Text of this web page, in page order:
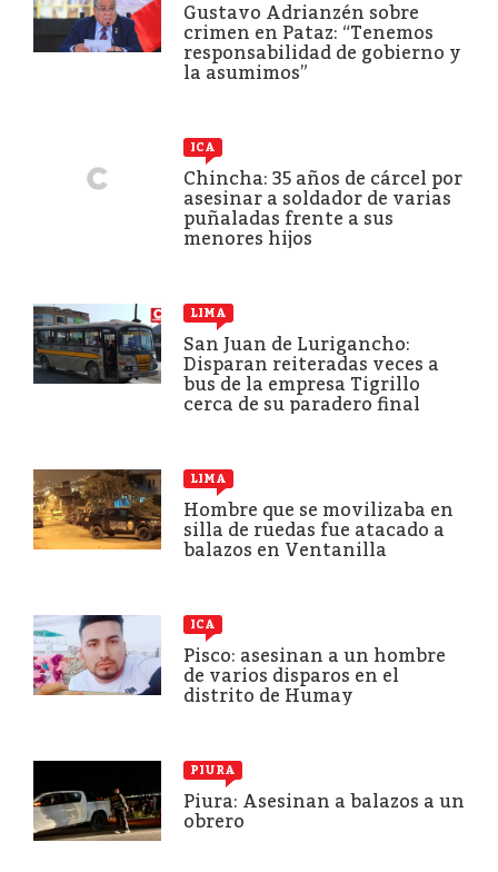
Gustavo Adrianzén sobre
crimen en Pataz: “Tenemos
responsabilidad de gobierno y
la asumimos”
ICA
Chincha: 35 años de cárcel por
asesinar a soldador de varias
puñaladas frente a sus
menores hijos
LIMA
San Juan de Lurigancho:
Disparan reiteradas veces a
bus de la empresa Tigrillo
cerca de su paradero final
LIMA
Hombre que se movilizaba en
silla de ruedas fue atacado a
balazos en Ventanilla
ICA
Pisco: asesinan a un hombre
de varios disparos en el
distrito de Humay
PIURA
Piura: Asesinan a balazos a un
obrero